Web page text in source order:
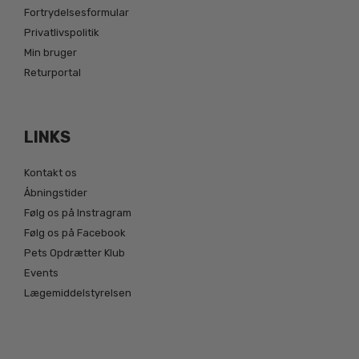
Fortrydelsesformular
Privatlivspolitik
Min bruger
Returportal
LINKS
Kontakt os
Åbningstider
Følg os på Instragram
Følg os på Facebook
Pets Opdrætter Klub
Events
Lægemiddelstyrelsen